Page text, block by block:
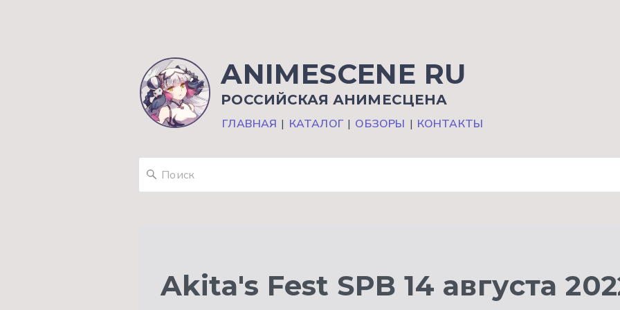
ANIMESCENE RU
РОССИЙСКАЯ АНИМЕСЦЕНА
ГЛАВНАЯ | КАТАЛОГ | ОБЗОРЫ | КОНТАКТЫ
Akita's Fest SPB 14 августа